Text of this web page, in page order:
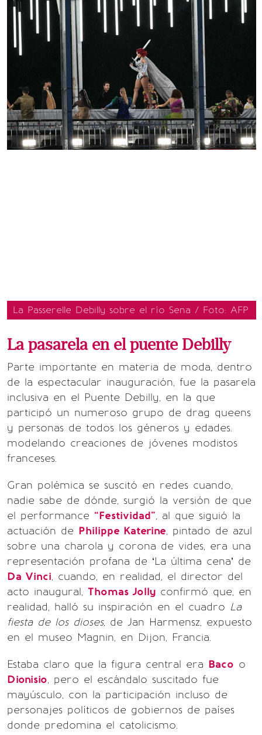
La Passerelle Debilly sobre el río Sena / Foto: AFP
La pasarela en el puente Debilly
Parte importante en materia de moda, dentro
de la espectacular inauguración, fue la pasarela
inclusiva en el Puente Debilly, en la que
participó un numeroso grupo de drag queens
y personas de todos los géneros y edades.
modelando creaciones de jóvenes modistos
franceses.
Gran polémica se suscitó en redes cuando,
nadie sabe de dónde, surgió la versión de que
el performance “Festividad”, al que siguió la
actuación de Philippe Katerine, pintado de azul
sobre una charola y corona de vides, era una
representación profana de ‘La última cena’ de
Da Vinci, cuando, en realidad, el director del
acto inaugural, Thomas Jolly confirmó que, en
realidad, halló su inspiración en el cuadro La
fiesta de los dioses, de Jan Harmensz, expuesto
en el museo Magnin, en Dijon, Francia.
Estaba claro que la figura central era Baco o
Dionisio, pero el escándalo suscitado fue
mayúsculo, con la participación incluso de
personajes políticos de gobiernos de países
donde predomina el catolicismo.